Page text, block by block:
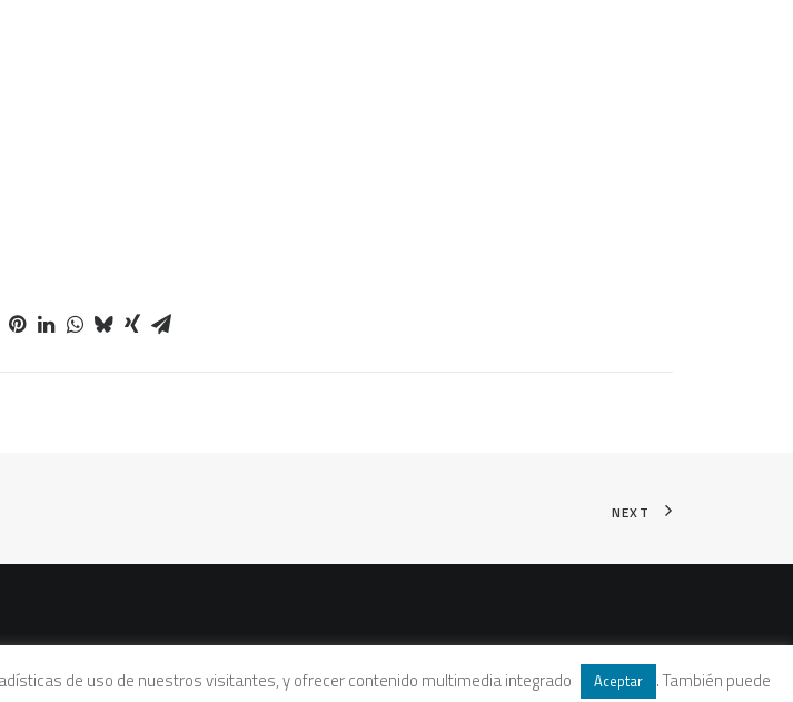
NEXT
legales de venta
de uso de nuestros visitantes, y ofrecer contenido multimedia integrado Aceptar . También puede